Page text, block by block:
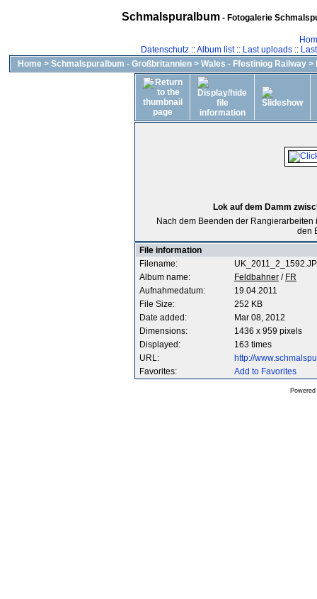
Schmalspuralbum- Fotogalerie
Datenschutz::Album list:: Last uploads::
Home > Schmalspuralbum - Großbritannien > Wales - Ffestiniog Railway >
Lok auf dem Damm
Nach dem Beenden der
den
File information
Filename:
Album name:
Feldbahner / FR
Aufnahmedatum:
19.04.2011
File Size:
252 KB
Date added:
Mar 08, 2012
Dimensions:
1436 x 959 pixels
Displayed:
163 times
URL:
http://
Favorites:
Add to Favorites